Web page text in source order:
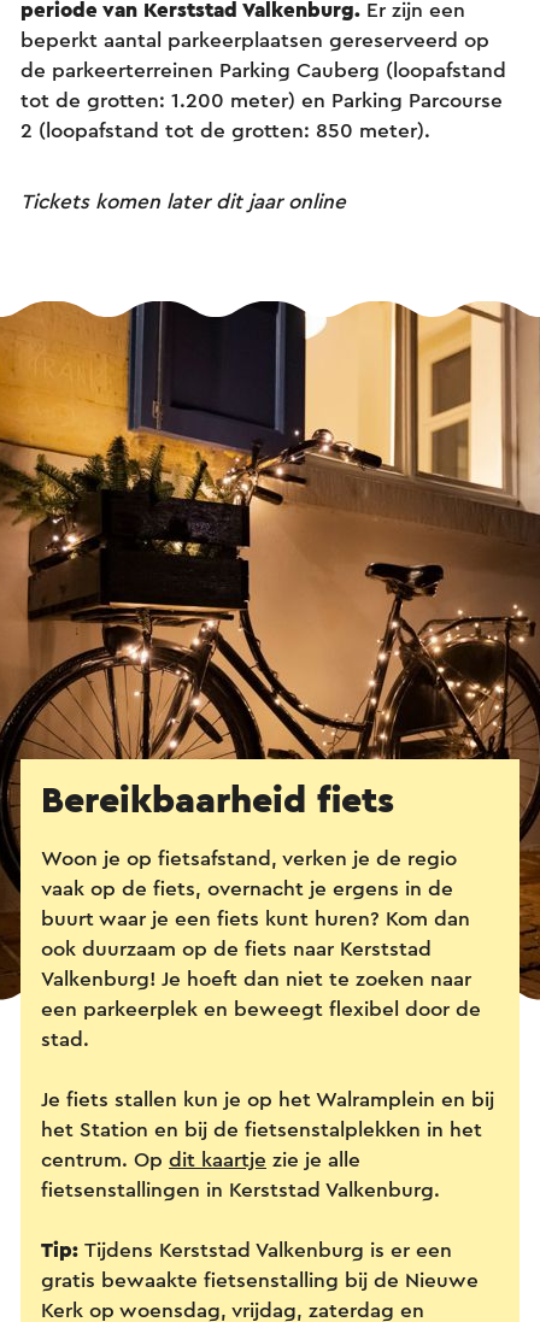
periode van Kerststad Valkenburg. Er zijn een
beperkt aantal parkeerplaatsen gereserveerd op
de parkeerterreinen Parking Cauberg (loopafstand
tot de grotten: 1.200 meter) en Parking Parcourse
2 (loopafstand tot de grotten: 850 meter).
Tickets komen later dit jaar online
Bereikbaarheid fiets
Woon je op fietsafstand, verken je de regio
vaak op de fiets, overnacht je ergens in de
buurt waar je een fiets kunt huren? Kom dan
ook duurzaam op de fiets naar Kerststad
Valkenburg! Je hoeft dan niet te zoeken naar
een parkeerplek en beweegt flexibel door de
stad.
Je fiets stallen kun je op het Walramplein en bij
het Station en bij de fietsenstalplekken in het
centrum. Op dit kaartje zie je alle
fietsenstallingen in Kerststad Valkenburg.
Tip: Tijdens Kerststad Valkenburg is er een
gratis bewaakte fietsenstalling bij de Nieuwe
Kerk op woensdag, vrijdag, zaterdag en